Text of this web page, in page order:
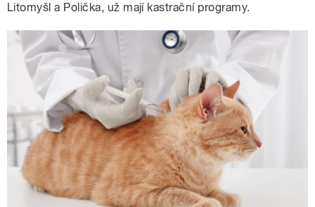
Litomyšl a Polička, už mají kastrační programy.